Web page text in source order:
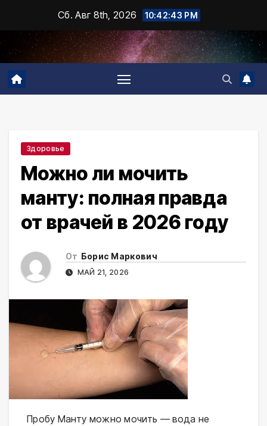
содержимому
Сб. Авг 8th, 2026 10:42:44 PM
Здоровье
Можно ли мочить
манту: полная правда
от врачей в 2026 году
От Борис Маркович
МАЙ 21, 2026
Пробу Манту можно мочить — вода не